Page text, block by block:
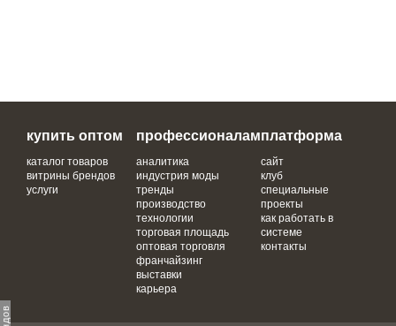
купить оптом
каталог товаров
витрины брендов
услуги
профессионалам
аналитика
индустрия моды
тренды
производство
технологии
торговая площадь
оптовая торговля
франчайзинг
выставки
карьера
платформа
сайт
клуб
специальные
проекты
как работать в
системе
контакты